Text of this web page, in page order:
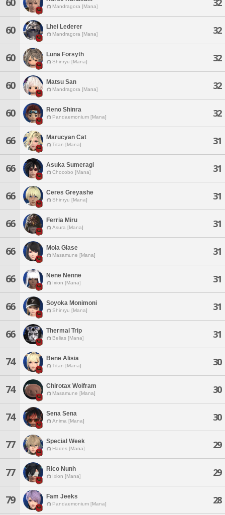
Mandragora [Mana] 32
60 Lhei Lederer
Mandragora [Mana] 32
60 Luna Forsyth
Shinryu [Mana] 32
60 Matsu San
Mandragora [Mana] 32
60 Reno Shinra
Pandaemonium [Mana] 32
66 Marucyan Cat
Titan [Mana] 31
66 Asuka Sumeragi
Chocobo [Mana] 31
66 Ceres Greyashe
Shinryu [Mana] 31
66 Ferria Miru
Asura [Mana] 31
66 Mola Glase
Masamune [Mana] 31
66 Nene Nenne
Ixion [Mana] 31
66 Soyoka Monimoni
Shinryu [Mana] 31
66 Thermal Trip
Belias [Mana] 31
74 Bene Alisia
Titan [Mana] 30
74 Chirotax Wolfram
Masamune [Mana] 30
74 Sena Sena
Anima [Mana] 30
77 Special Week
Hades [Mana] 29
77 Rico Nunh
Ixion [Mana] 29
79 Fam Jeeks
Pandaemonium [Mana] 28